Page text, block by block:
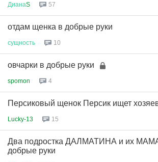
ДианаS 57
отдам щенка в добрые руки
сущность 10
овчарки в добрые руки
spomon 4
Персиковый щенок Персик ищет
Lucky-13 15
Два подростка ДАЛМАТИНА и их
добрые руки